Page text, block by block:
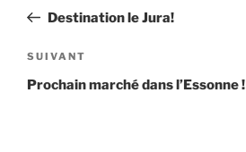
l’article
précédent
Destination le Jura!
Article
suivant
SUIVANT
Prochain marché dans l’Essonne !